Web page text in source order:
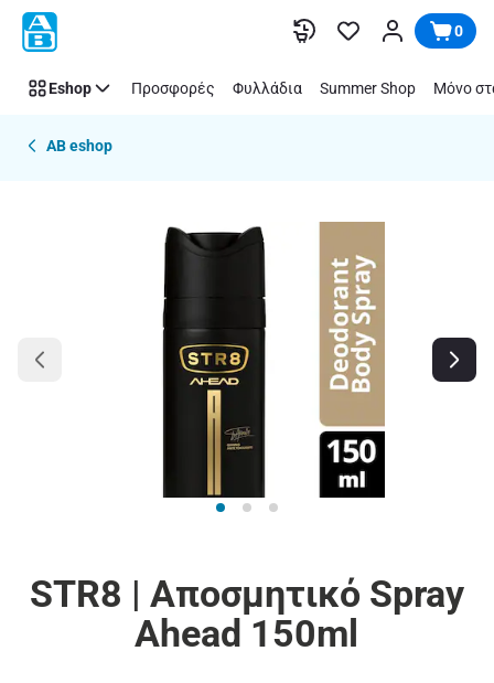
Παράλειψη 0
Eshop Προσφορές Φυλλάδια Summer Shop Μόνο
AB eshop
STR8 | Αποσμητικό Spray
Ahead 150ml